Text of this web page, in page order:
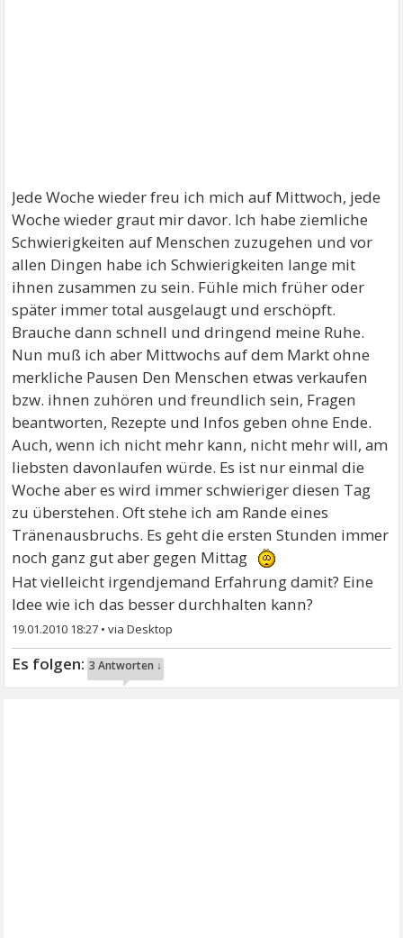
Jede Woche wieder freu ich mich auf Mittwoch, jede
Woche wieder graut mir davor. Ich habe ziemliche
Schwierigkeiten auf Menschen zuzugehen und vor
allen Dingen habe ich Schwierigkeiten lange mit
ihnen zusammen zu sein. Fühle mich früher oder
später immer total ausgelaugt und erschöpft.
Brauche dann schnell und dringend meine Ruhe.
Nun muß ich aber Mittwochs auf dem Markt ohne
merkliche Pausen Den Menschen etwas verkaufen
bzw. ihnen zuhören und freundlich sein, Fragen
beantworten, Rezepte und Infos geben ohne Ende.
Auch, wenn ich nicht mehr kann, nicht mehr will, am
liebsten davonlaufen würde. Es ist nur einmal die
Woche aber es wird immer schwieriger diesen Tag
zu überstehen. Oft stehe ich am Rande eines
Tränenausbruchs. Es geht die ersten Stunden immer
noch ganz gut aber gegen Mittag
Hat vielleicht irgendjemand Erfahrung damit? Eine
Idee wie ich das besser durchhalten kann?
19.01.2010 18:27 •
3 Antworten ↓